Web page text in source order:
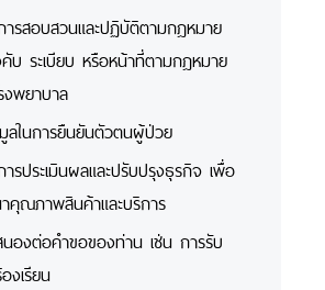
ารสอบสวนและปฏิบัติตามกฎหมาย
บ ระเบียบ หรือหน้าที่ตามกฎหมาย
งพยาบาล
ลในการยืนยันตัวตนผู้ป่วย
ารประเมินผลและปรับปรุงธุรกิจ เพื่อ
ณภาพสินค้าและบริการ
องต่อคำขอของท่าน เช่น การรับ
งเรียน